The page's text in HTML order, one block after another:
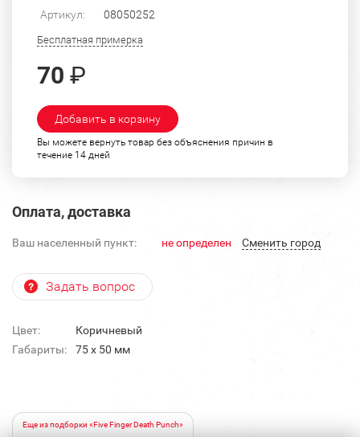
Артикул: 08050252
Бесплатная примерка
70 ₽
Добавить в корзину
Вы можете вернуть товар без объяснения причин в
течение 14 дней
Оплата, доставка
Ваш населенный пункт: не определен Cменить город
Задать вопрос
Цвет:
Коричневый
Габариты:
75 x 50 мм
Еще из подборки «Five Finger Death Punch»